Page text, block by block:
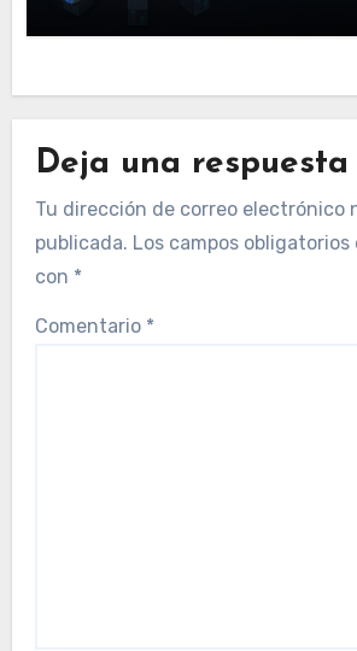
Deja una respuesta
Tu dirección de correo electrónico
publicada. Los campos
con *
Comentario *